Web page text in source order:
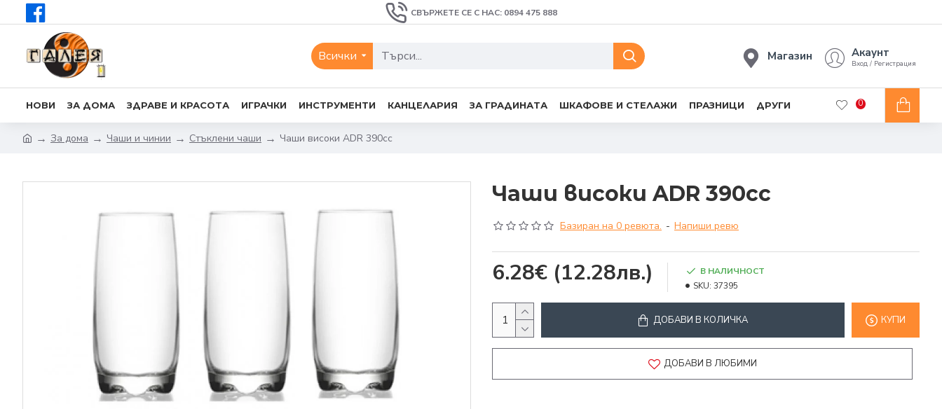
СВЪРЖЕТЕ СЕ С НАС: 0894 475 888
Всички Магазин Акаунт
Вход / Регистрация
НОВИ ЗА ДОМА ЗДРАВЕ И КРАСОТА ИГРАЧКИ ИНСТРУМЕНТИ КАНЦЕЛАРИЯ ЗА ГРАДИНАТА ШКАФОВЕ И СТЕЛАЖИ ПРАЗНИЦИ ДРУГИ 0
За дома Чаши и чинии Стъклени чаши Чаши високи ADR 390cc
Чаши високи ADR 390cc
Базиран на 0 ревюта. - Напиши ревю
6.28€ (12.28лв.)
В НАЛИЧНОСТ
SKU: 37395
ДОБАВИ В КОЛИЧКА КУПИ
ДОБАВИ В ЛЮБИМИ